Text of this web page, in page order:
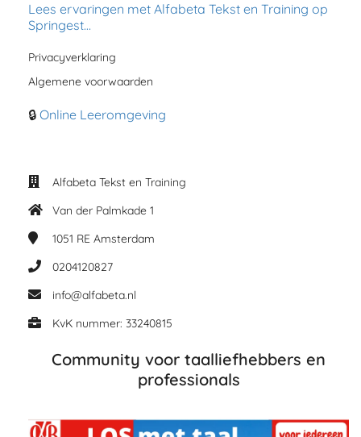
Lees ervaringen met Alfabeta Tekst en Training op
Springest…
Privacyverklaring
Algemene voorwaarden
🔒 Online Leeromgeving
Alfabeta Tekst en Training
Van der Palmkade 1
1051 RE Amsterdam
0204120827
info@alfabeta.nl
KvK nummer: 33240815
Community voor taalliefhebbers en
professionals